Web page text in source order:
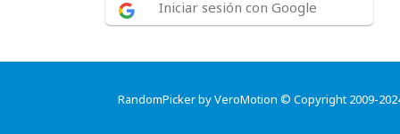
Iniciar sesión con Google
RandomPicker by VeroMotion © Copyright 2009-